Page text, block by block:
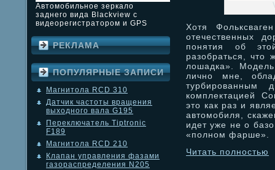
Автомобильное зеркало
заднего вида Blackview с
видеорегистратором и GPS
РЕКЛАМА
ПОПУЛЯРНЫЕ ЗАПИСИ
Магнитола RCD 310
Датчик частоты вращения
выходного вала G195
Переключатель Tiptronic
F189
Магнитола RCD 210
Клапан управления фазами
газораспределения N205
Хотя
отечественных
понятия об
разобраться, что
лошадка».
лично мне,
комплектацией
это как раз и
автомобиля,
идет уже не о
«полном фарше».
Читать полностью